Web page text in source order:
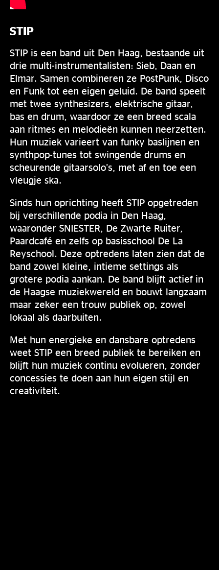
STIP
STIP is een band uit Den Haag, bestaande uit
drie multi-instrumentalisten: Sieb, Daan en
Elmar. Samen combineren ze PostPunk, Disco
en Funk tot een eigen geluid. De band speelt
met twee synthesizers, elektrische gitaar,
bas en drum, waardoor ze een breed scala
aan ritmes en melodieën kunnen neerzetten.
Hun muziek varieert van funky baslijnen en
synthpop-tunes tot swingende drums en
scheurende gitaarsolo’s, met af en toe een
vleugje ska.
Sinds hun oprichting heeft STIP opgetreden
bij verschillende podia in Den Haag,
waaronder SNIESTER, De Zwarte Ruiter,
Paardcafé en zelfs op basisschool De La
Reyschool. Deze optredens laten zien dat de
band zowel kleine, intieme settings als
grotere podia aankan. De band blijft actief in
de Haagse muziekwereld en bouwt langzaam
maar zeker een trouw publiek op, zowel
lokaal als daarbuiten.
Met hun energieke en dansbare optredens
weet STIP een breed publiek te bereiken en
blijft hun muziek continu evolueren, zonder
concessies te doen aan hun eigen stijl en
creativiteit.